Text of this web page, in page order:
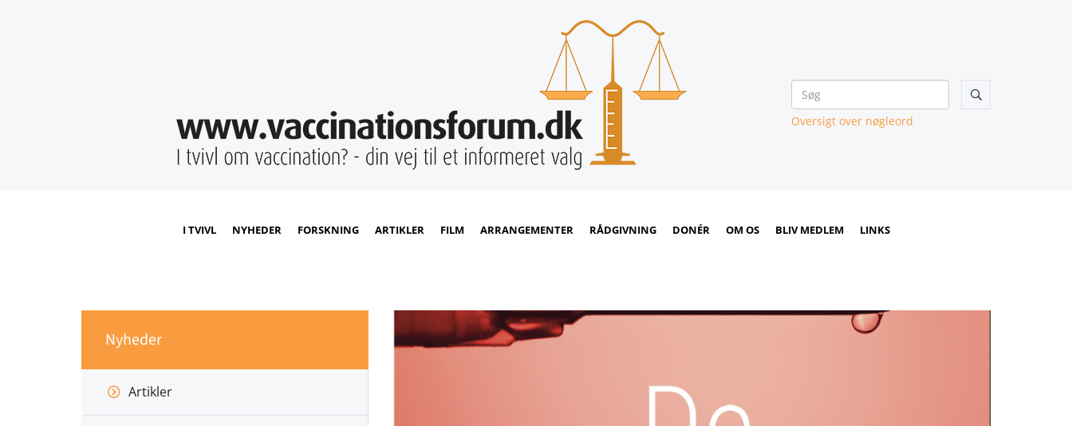

Oversigt over nøgleord
I TVIVL NYHEDER FORSKNING ARTIKLER FILM ARRANGEMENTER RÅDGIVNING DONÉR OM OS BLIV MEDLEM LINKS
Nyheder
Artikler